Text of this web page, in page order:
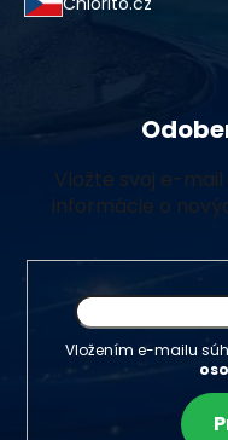
Vložte svoj e-
informácie o
Vložením e-mailu